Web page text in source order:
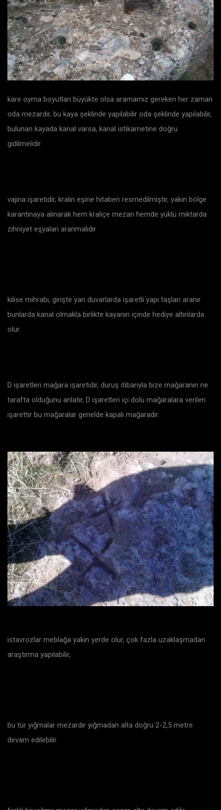
kare oyma boyutları büyükte olsa aramamız gereken her zaman
oda mezardır, bu kaya şeklinde yapılabilir oda şeklinde yapılabilir,
bulunan kayada kanal varsa, kanal istikametine doğru
gidilmelidir.
vajina işaretidir, kralın eşine hitaben resmedilmiştir, yakın bölge
karantinaya alınarak hem kraliçe mezarı hemde yüklü miktarda
zihniyet eşyaları aranmalıdır
kilise mihrabı, girişte yan duvarlarda işaretli yapı taşları aranır
bunlarda kanal olmakla birlikte kayanın içinde hediye altınlarda
olur.
D işaretleri mağara işaretidir, duruş itibarıyla bize mağaranın ne
tarafta olduğunu anlatır, D işaretleri içi dolu mağaralara verilen
işarettir bu mağaralar genelde kapalı mağaradır.
istavrozlar meblağa yakın yerde olur, çok fazla uzaklaşmadan
araştırma yapılabilir,
bu tür yığmalar mezardır yığmadan alta doğru 2-2,5 metre
devam edilebilir